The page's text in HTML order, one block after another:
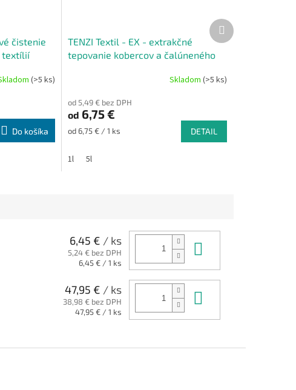
čistenie
textílií
(>5 ks)
Do košíka
TENZI Textil - EX - extrakčné
tepovanie kobercov a čalúneného
produktu
je
5,0
hviezdičiek.
Skladom(>5 ks)
od 5,49 € bez DPH
od 6,75 €
Jednotková
od 6,75 € / 1 ks DETAIL
1l 5l
Ďalší
produkt
6,45 € / ks
5,24 € bez DPH
Jednotková
6,45 € / 1 ks
47,95 € / ks
38,98 € bez DPH
Jednotková
47,95 € / 1 ks